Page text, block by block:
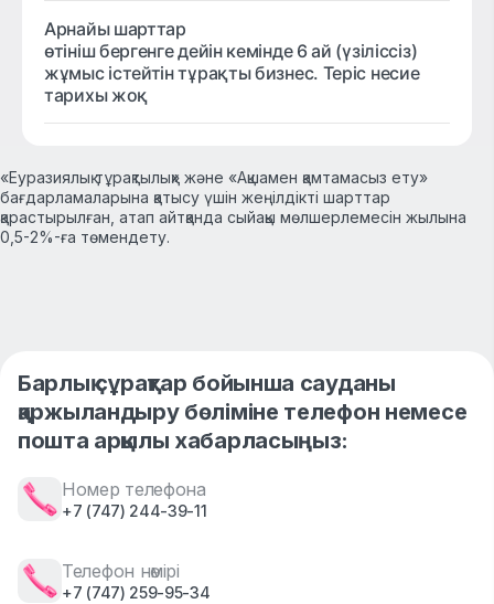
Арнайы шарттар
өтініш бергенге дейін кемінде 6 ай (үзіліссіз)
жұмыс істейтін тұрақты бизнес. Теріс несие
тарихы жоқ
«Еуразиялық тұрақтылық» және «Ақшамен қамтамасыз ету»
бағдарламаларына қатысу үшін жеңілдікті шарттар
қарастырылған, атап айтқанда сыйақы мөлшерлемесін жылына
0,5-2%-ға төмендету.
Барлық сұрақтар бойынша сауданы
қаржыландыру бөліміне телефон немесе
пошта арқылы хабарласыңыз:
Номер телефона
+7 (747) 244-39-11
Телефон нөмірі
+7 (747) 259-95-34